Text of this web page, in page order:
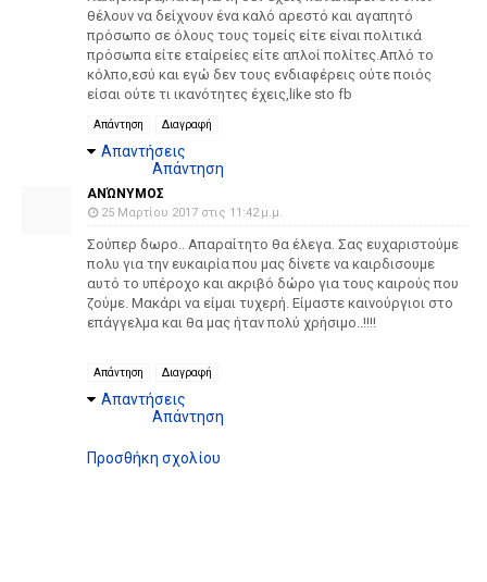
θέλουν να δείχνουν ένα καλό αρεστό και αγαπητό
πρόσωπο σε όλους τους τομείς είτε είναι πολιτικά
πρόσωπα είτε εταίρείες είτε απλοί πολίτες.Απλό το
κόλπο,εσύ και εγώ δεν τους ενδιαφέρεις ούτε ποιός
είσαι ούτε τι ικανότητες έχεις,like sto fb
Απάντηση Διαγραφή
Απαντήσεις
Απάντηση
ΑΝΏΝΥΜΟΣ
25 Μαρτίου 2017 στις 11:42 μ.μ.
Σούπερ δωρο.. Απαραίτητο θα έλεγα. Σας ευχαριστούμε
πολυ για την ευκαιρία που μας δίνετε να καιρδισουμε
αυτό το υπέροχο και ακριβό δώρο για τους καιρούς που
ζούμε. Μακάρι να είμαι τυχερή. Είμαστε καινούργιοι στο
επάγγελμα και θα μας ήταν πολύ χρήσιμο..!!!!
Απάντηση Διαγραφή
Απαντήσεις
Απάντηση
Προσθήκη σχολίου